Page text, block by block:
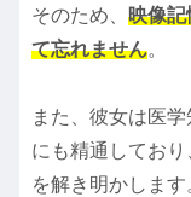
そのため、 映像記
て忘れません。
また、彼女は医
にも精通してお
を解き明かします